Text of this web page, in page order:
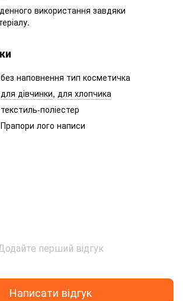
використання завдяки
без наповнення тип косметичка
для дівчинки, для хлопчика
текстиль-поліестер
Прапори лого написи
перший відгук
Написати відгук